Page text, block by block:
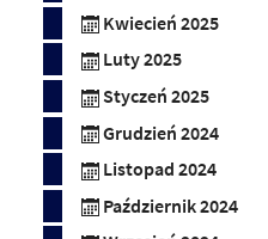
Kwiecień 2025
Luty 2025
Styczeń 2025
Grudzień 2024
Listopad 2024
Październik 2024